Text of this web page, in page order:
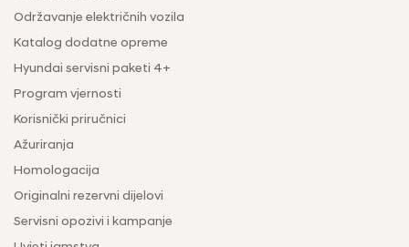
Održavanje električnih vozila
Katalog dodatne opreme
Hyundai servisni paketi 4+
Program vjernosti
Korisnički priručnici
Ažuriranja
Homologacija
Originalni rezervni dijelovi
Servisni opozivi i kampanje